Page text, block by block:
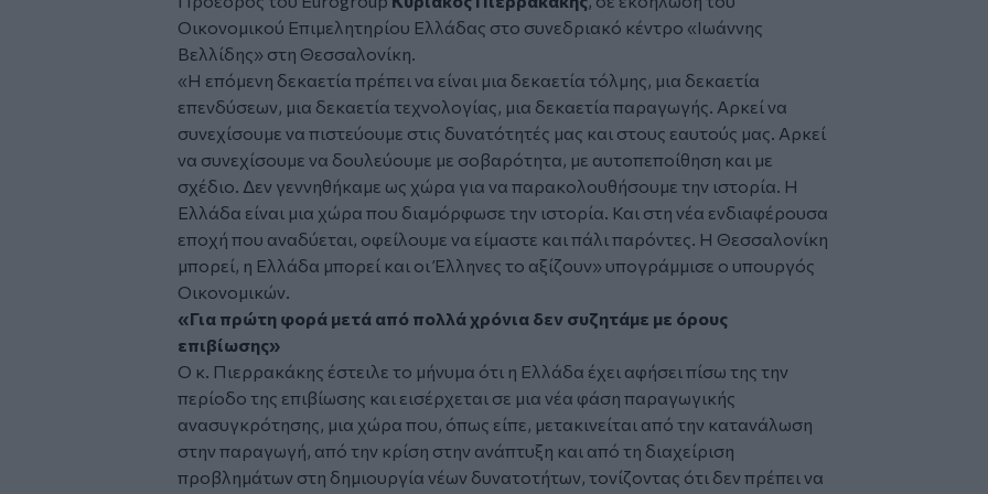
Οικονομικού Επιμελητηρίου Ελλάδας στο συνεδριακό κέντρο «Ιωάννης
Βελλίδης» στη Θεσσαλονίκη.
«Η επόμενη δεκαετία πρέπει να είναι μια δεκαετία τόλμης, μια δεκαετία
επενδύσεων, μια δεκαετία τεχνολογίας, μια δεκαετία παραγωγής. Αρκεί να
συνεχίσουμε να πιστεύουμε στις δυνατότητές μας και στους εαυτούς μας. Αρκεί
να συνεχίσουμε να δουλεύουμε με σοβαρότητα, με αυτοπεποίθηση και με
σχέδιο. Δεν γεννηθήκαμε ως χώρα για να παρακολουθήσουμε την ιστορία. Η
Ελλάδα είναι μια χώρα που διαμόρφωσε την ιστορία. Και στη νέα ενδιαφέρουσα
εποχή που αναδύεται, οφείλουμε να είμαστε και πάλι παρόντες. Η Θεσσαλονίκη
μπορεί, η Ελλάδα μπορεί και οι Έλληνες το αξίζουν» υπογράμμισε ο υπουργός
Οικονομικών.
«Για πρώτη φορά μετά από πολλά χρόνια δεν συζητάμε με όρους
επιβίωσης»
Ο κ. Πιερρακάκης έστειλε το μήνυμα ότι η Ελλάδα έχει αφήσει πίσω της την
περίοδο της επιβίωσης και εισέρχεται σε μια νέα φάση παραγωγικής
ανασυγκρότησης, μια χώρα που, όπως είπε, μετακινείται από την κατανάλωση
στην παραγωγή, από την κρίση στην ανάπτυξη και από τη διαχείριση
προβλημάτων στη δημιουργία νέων δυνατοτήτων, τονίζοντας ότι δεν πρέπει να